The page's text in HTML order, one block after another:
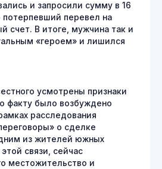
и запросили сумму в 16
потерпевший перевел на
счет. В итоге, мужчина так и
«героем» и лишился
усмотрены признаки
факту было возбуждено
расследования
о сделке
из жителей южных
связи, сейчас
местожительство и